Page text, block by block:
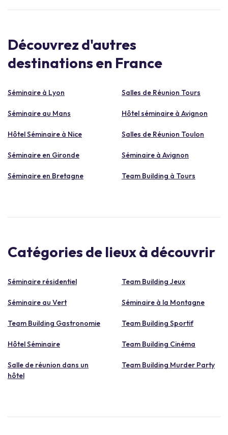
Découvrez d'autres
destinations en France
Séminaire à Lyon Salles de Réunion Tours
Séminaire au Mans Hôtel séminaire à Avignon
Hôtel Séminaire à Nice Salles de Réunion Toulon
Séminaire en Gironde Séminaire à Avignon
Séminaire en Bretagne Team Building à Tours
Catégories de lieux à découvrir
Séminaire résidentiel Team Building Jeux
Séminaire au Vert Séminaire à la Montagne
Team Building Gastronomie Team Building Sportif
Hôtel Séminaire Team Building Cinéma
Salle de réunion dans un
hôtel
Team Building Murder Party